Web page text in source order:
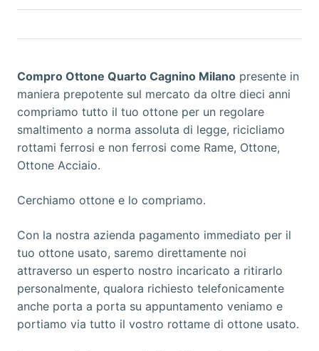
Compro Ottone Quarto Cagnino Milano presente in
maniera prepotente sul mercato da oltre dieci anni
compriamo tutto il tuo ottone per un regolare
smaltimento a norma assoluta di legge, ricicliamo
rottami ferrosi e non ferrosi come Rame, Ottone,
Ottone Acciaio.
Cerchiamo ottone e lo compriamo.
Con la nostra azienda pagamento immediato per il
tuo ottone usato, saremo direttamente noi
attraverso un esperto nostro incaricato a ritirarlo
personalmente, qualora richiesto telefonicamente
anche porta a porta su appuntamento veniamo e
portiamo via tutto il vostro rottame di ottone usato.